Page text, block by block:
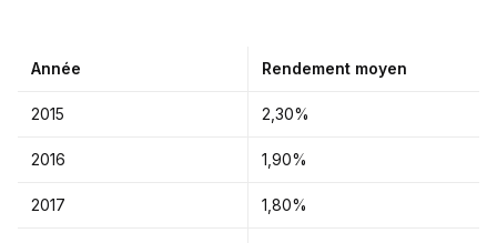
Année Rendement moyen
2015 2,30%
2016 1,90%
2017 1,80%